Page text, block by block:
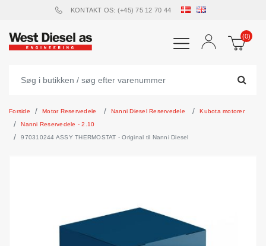
KONTAKT OS: (+45) 75 12 70 44
(0)
Forside Motor Reservedele Nanni Diesel Reservedele
Kubota motorer
Nanni Reservedele - 2.10
970310244 ASSY THERMOSTAT - Original til Nanni Diesel